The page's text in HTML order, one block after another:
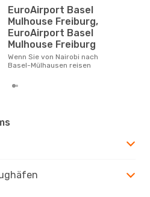
EuroAirport Basel
Mulhouse Freiburg,
EuroAirport Basel
Mulhouse Freiburg
Wenn Sie von Nairobi nach
Basel-Mülhausen reisen